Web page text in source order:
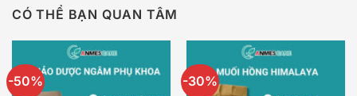
CÓ THỂ BẠN QUAN TÂM
-50% -30%